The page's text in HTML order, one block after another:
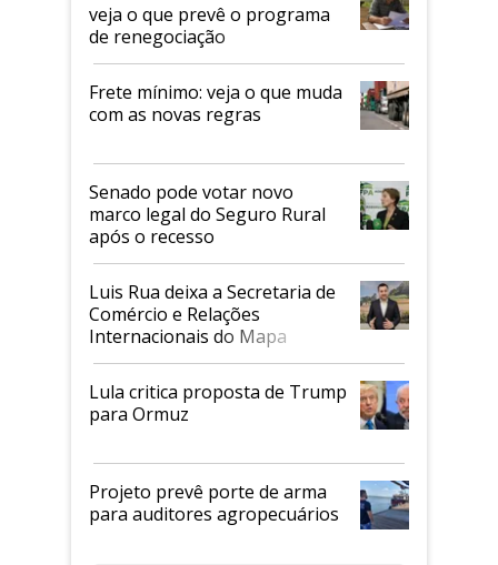
veja o que prevê o programa
de renegociação
Frete mínimo: veja o que muda
com as novas regras
Senado pode votar novo
marco legal do Seguro Rural
após o recesso
Luis Rua deixa a Secretaria de
Comércio e Relações
Internacionais do Mapa
Lula critica proposta de Trump
para Ormuz
Projeto prevê porte de arma
para auditores agropecuários